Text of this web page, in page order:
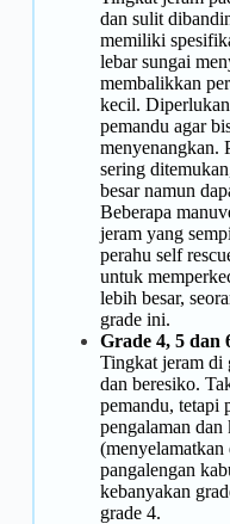
dan sulit
memiliki
lebar sungai
membalikkan
kecil. Diperlukan
pemandu agar
menyenangkan.
sering
besar namun
Beberapa
jeram yang
perahu self
untuk
lebih besar,
grade ini.
Grade 4, 5 dan
Tingkat jeram di
dan beresiko.
pemandu, tetapi
pengalaman dan
pangalengan
kebanyakan
grade 4.